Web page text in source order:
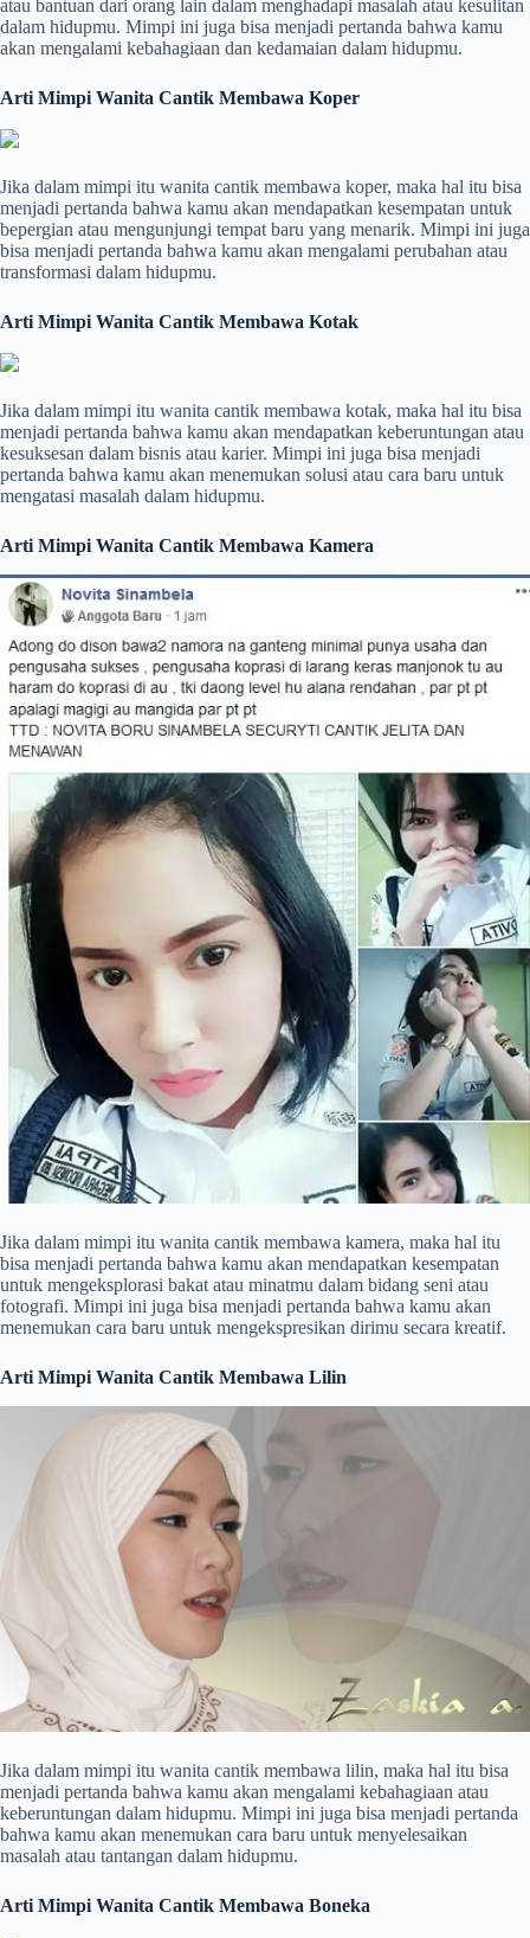
atau bantuan dari orang lain dalam menghadapi masalah atau kesulitan
dalam hidupmu. Mimpi ini juga bisa menjadi pertanda bahwa kamu
akan mengalami kebahagiaan dan kedamaian dalam hidupmu.
Arti Mimpi Wanita Cantik Membawa Koper
Jika dalam mimpi itu wanita cantik membawa koper, maka hal itu bisa
menjadi pertanda bahwa kamu akan mendapatkan kesempatan untuk
bepergian atau mengunjungi tempat baru yang menarik. Mimpi ini juga
bisa menjadi pertanda bahwa kamu akan mengalami perubahan atau
transformasi dalam hidupmu.
Arti Mimpi Wanita Cantik Membawa Kotak
Jika dalam mimpi itu wanita cantik membawa kotak, maka hal itu bisa
menjadi pertanda bahwa kamu akan mendapatkan keberuntungan atau
kesuksesan dalam bisnis atau karier. Mimpi ini juga bisa menjadi
pertanda bahwa kamu akan menemukan solusi atau cara baru untuk
mengatasi masalah dalam hidupmu.
Arti Mimpi Wanita Cantik Membawa Kamera
Jika dalam mimpi itu wanita cantik membawa kamera, maka hal itu
bisa menjadi pertanda bahwa kamu akan mendapatkan kesempatan
untuk mengeksplorasi bakat atau minatmu dalam bidang seni atau
fotografi. Mimpi ini juga bisa menjadi pertanda bahwa kamu akan
menemukan cara baru untuk mengekspresikan dirimu secara kreatif.
Arti Mimpi Wanita Cantik Membawa Lilin
Jika dalam mimpi itu wanita cantik membawa lilin, maka hal itu bisa
menjadi pertanda bahwa kamu akan mengalami kebahagiaan atau
keberuntungan dalam hidupmu. Mimpi ini juga bisa menjadi pertanda
bahwa kamu akan menemukan cara baru untuk menyelesaikan
masalah atau tantangan dalam hidupmu.
Arti Mimpi Wanita Cantik Membawa Boneka